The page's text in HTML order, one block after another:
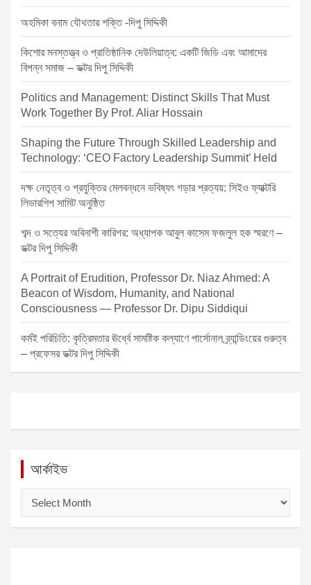
অহমিকা বনাম যৌথতার শক্তি -দিপু সিদ্দিকী
কিশোর মনস্তত্ত্ব ও প্রাতিষ্ঠানিক দেউলিয়াত্ব: একটি জিডি এবং আমাদের
বিপন্ন সমাজ – ডক্টর দিপু সিদ্দিকী
Politics and Management: Distinct Skills That Must
Work Together By Prof. Aliar Hossain
Shaping the Future Through Skilled Leadership and
Technology: ‘CEO Factory Leadership Summit’ Held
দক্ষ নেতৃত্ব ও প্রযুক্তির মেলবন্ধনে ভবিষ্যৎ গড়ার প্রত্যয়: সিইও ফ্যাক্টরি
লিডারশিপ সামিট অনুষ্ঠিত
শব্দ ও সত্যের অবিনাশী কারিগর: অধ্যাপক আবুল কাসেম ফজলুল হক স্মরণে –
ডক্টর দিপু সিদ্দিকী
A Portrait of Erudition, Professor Dr. Niaz Ahmed: A
Beacon of Wisdom, Humanity, and National
Consciousness — Professor Dr. Dipu Siddiqui
কর্মই পরিচিতি: কৃত্রিমতার ঊর্ধ্বে সামষ্টিক কল্যাণে পার্সোনাল ব্র্যান্ডিংয়ের গুরুত্ব
– প্রফেসর ডক্টর দিপু সিদ্দিকী
আর্কাইভ
ই